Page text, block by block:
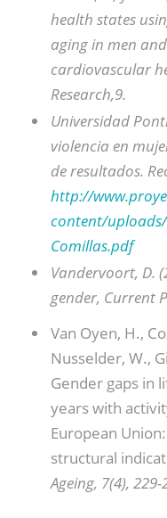
health states
aging in men
cardiovascular
Research,9.
Universidad
violencia en
de resultados.
http://
content/uploads/
Comillas.pdf
Vandervoort, D.
gender, Current
Van Oyen, H.,
Nusselder, W.,
Gender gaps in
years with
European
structural
Ageing, 7(4), 229-